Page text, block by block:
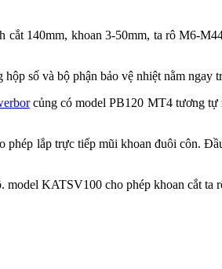
140mm, khoan 3-50mm, ta rô M6-
số và bộ phận bảo vệ nhiệt nằm ngay
củng có model PB120 MT4 tương tự
phép lắp trực tiếp mũi khoan đuôi côn.
KATSV100 cho phép khoan cắt ta